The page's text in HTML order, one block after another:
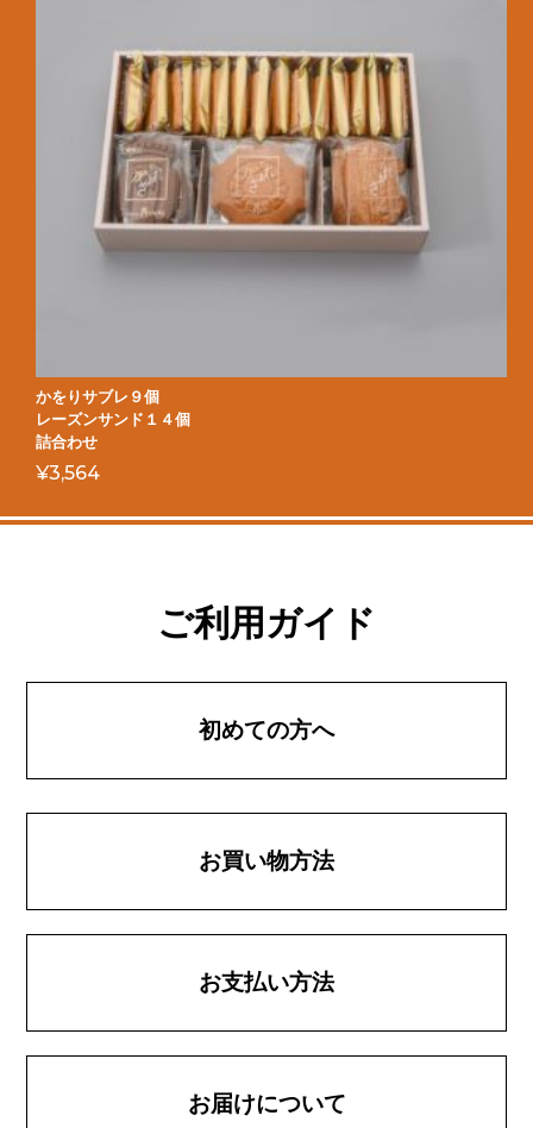
かをりサブレ９個
レーズンサンド１４個
詰合わせ
¥3,564
ご利用ガイド
初めての方へ
お買い物方法
お支払い方法
お届けについて